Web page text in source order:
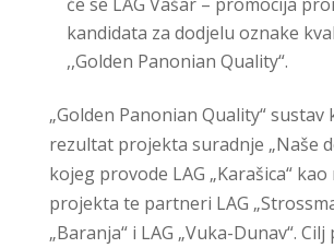
kandidata za dodjelu oznake
,,Golden Panonian Quality“.
„Golden Panonian Quality“ sustav
rezultat projekta suradnje „Naše
kojeg provode LAG „Karašica“
projekta te partneri LAG
„Baranja“ i LAG „Vuka-Dunav“.